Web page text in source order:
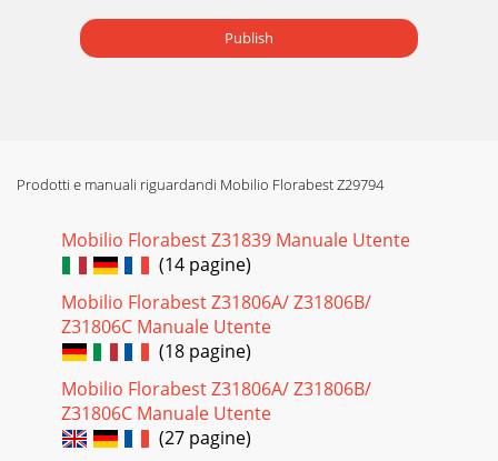
Publish
Prodotti e manuali riguardandi Mobilio Florabest Z29794
Mobilio Florabest Z31839 Manuale Utente
(14 pagine)
Mobilio Florabest Z31806A/ Z31806B/
Z31806C Manuale Utente
(18 pagine)
Mobilio Florabest Z31806A/ Z31806B/
Z31806C Manuale Utente
(27 pagine)